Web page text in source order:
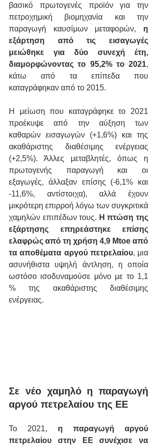
βασικό πρωτογενές προϊόν για την
πετροχημική βιομηχανία και την
παραγωγή καυσίμων μεταφορών, η
εξάρτηση από τις εισαγωγές
μειώθηκε για δύο συνεχή έτη,
διαμορφώνοντας το 95,2% το 2021,
κάτω από τα επίπεδα που
καταγράφηκαν από το 2015.
Η μείωση που καταγράφηκε το 2021
προέκυψε από την αύξηση των
καθαρών εισαγωγών (+1,6%) και της
ακαθάριστης διαθέσιμης ενέργειας
(+2,5%). Άλλες μεταβλητές, όπως η
πρωτογενής παραγωγή και οι
εξαγωγές, άλλαξαν επίσης (-6,1% και
-11,6%, αντίστοιχα), αλλά έχουν
μικρότερη επιρροή λόγω των συγκριτικά
χαμηλών επιπέδων τους. Η πτώση της
εξάρτησης επηρεάστηκε επίσης
ελαφρώς από τη χρήση 4,9 Mtoe από
τα αποθέματα αργού πετρελαίου, μια
ασυνήθιστα υψηλή άντληση, η οποία
ωστόσο ισοδυναμούσε μόνο με το 1,1
% της ακαθάριστης διαθέσιμης
ενέργειας.
Σε νέο χαμηλό η παραγωγή
αργού πετρελαίου της ΕΕ
Το 2021, η παραγωγή αργού
πετρελαίου στην ΕΕ συνέχισε να